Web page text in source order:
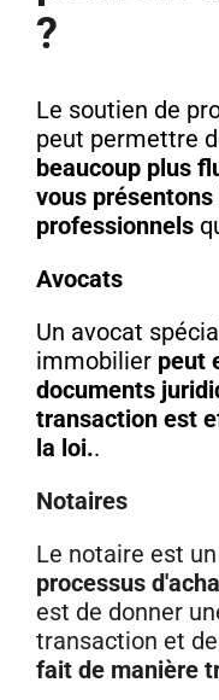
?
Le soutien de
peut permettre
beaucoup plus
vous
professionnels
Avocats
Un avocat
immobilier peut
documents
transaction est
la loi..
Notaires
Le notaire est un
processus
est de donner
transaction et de
fait de manière